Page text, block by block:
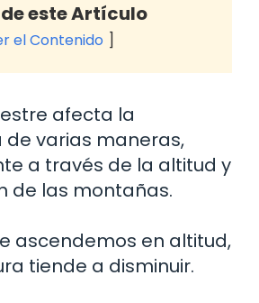
este Artículo
el Contenido
afecta la
varias maneras,
a través de la altitud y
de las montañas.
ascendemos en altitud,
tiende a disminuir.